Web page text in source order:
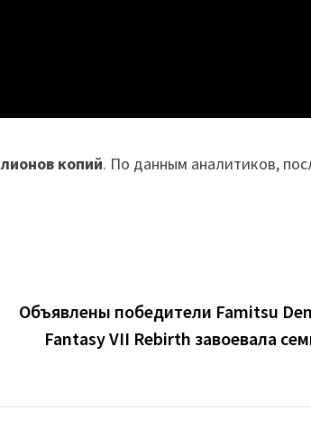
копий. По данным аналитиков,
Объявлены победители Famitsu
Fantasy VII Rebirth завоевала